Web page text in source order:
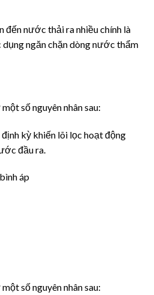
đến nước thải ra nhiều chính là
dụng ngăn chặn dòng nước thẩm
số nguyên nhân sau:
kỳ khiến lõi lọc hoạt động
đầu ra.
áp
số nguyên nhân sau: